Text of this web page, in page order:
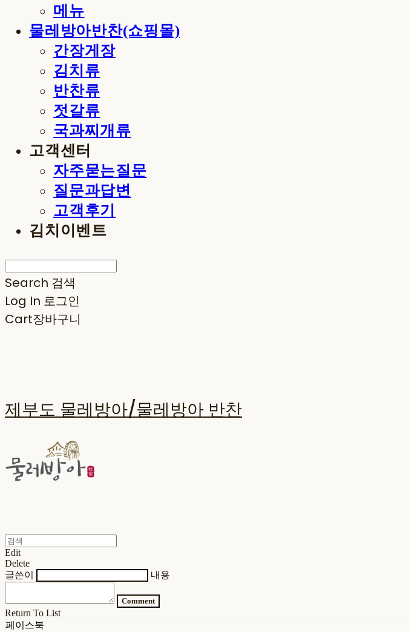
메뉴
물레방아반찬(쇼핑몰)
간장게장
김치류
반찬류
젓갈류
국과찌개류
고객센터
자주묻는질문
질문과답변
고객후기
김치이벤트
Search 검색
Log In 로그인
Cart장바구니
제부도 물레방아/물레방아 반찬
Edit
Delete
글쓴이
내용
Comment
Return To List
페이스북